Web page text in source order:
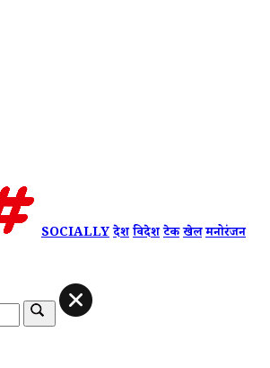
SOCIALLYदेशविदेशटेकखेलमनोरंजन